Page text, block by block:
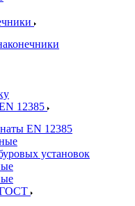
12385
EN 12385
установок
ГОСТ